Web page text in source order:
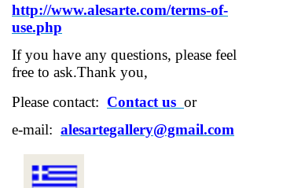
http://www.alesarte.com/terms-of-
use.php
If you have any questions, please feel
free to ask.Thank you,
Please contact: Contact us or
e-mail: alesartegallery@gmail.com